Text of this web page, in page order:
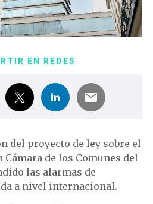
EN REDES
del proyecto de ley sobre el
de los Comunes del
las alarmas de
a nivel internacional.